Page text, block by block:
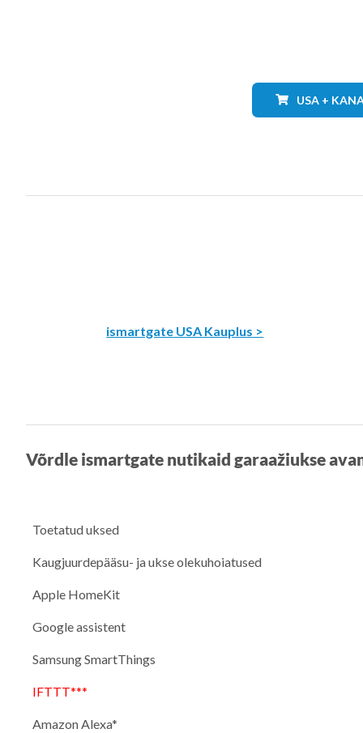
USA +
ismartgate USA Kauplus >
Võrdle ismartgate nutikaid garaažiukse
Toetatud uksed
Kaugjuurdepääsu- ja ukse olekuhoiatused
Apple HomeKit
Google assistent
Samsung SmartThings
IFTTT***
Amazon Alexa*